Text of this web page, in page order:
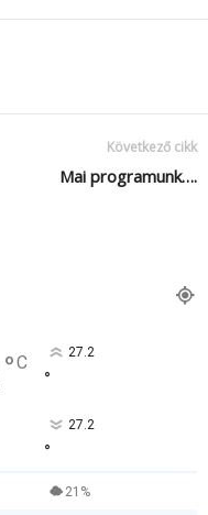
Következő cikk
Mai programunk….
°C 27.2
°
27.2
°
21%